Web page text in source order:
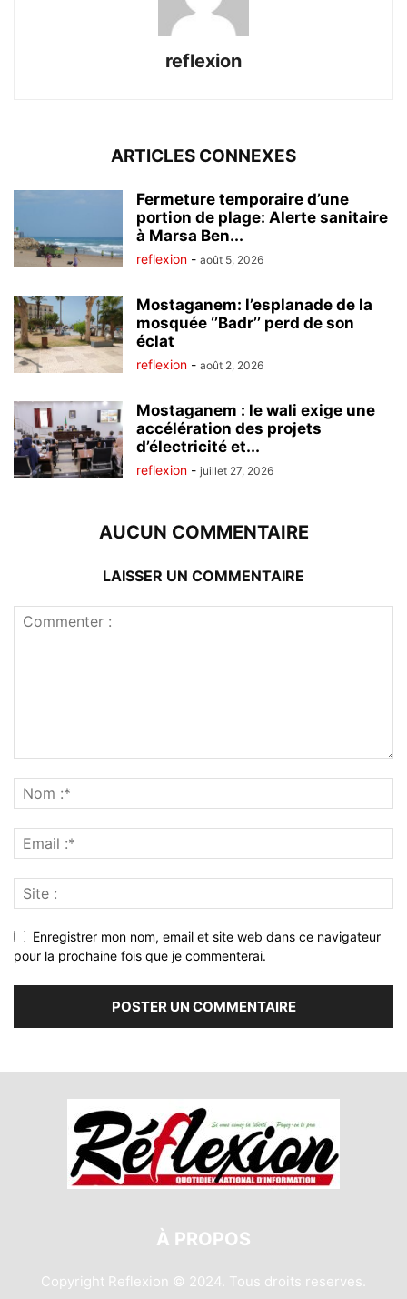
reflexion
ARTICLES CONNEXES
Fermeture temporaire d’une
portion de plage: Alerte sanitaire
à Marsa Ben...
reflexion - août 5, 2026
Mostaganem: l’esplanade de la
mosquée ‘’Badr’’ perd de son
éclat
reflexion - août 2, 2026
Mostaganem : le wali exige une
accélération des projets
d’électricité et...
reflexion - juillet 27, 2026
AUCUN COMMENTAIRE
LAISSER UN COMMENTAIRE
Enregistrer mon nom, email et site web dans ce navigateur
pour la prochaine fois que je commenterai.
À PROPOS
Copyright Reflexion © 2024. Tous droits reserves.